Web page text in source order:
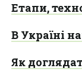
Етапи,
В Україні
Як